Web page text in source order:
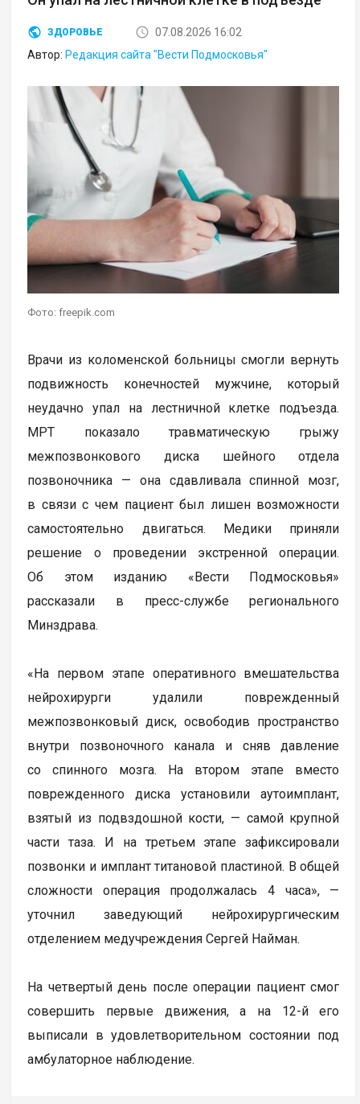
ЗДОРОВЬЕ
07.08.2026 16:02
Автор: Редакция сайта "Вести Подмосковья"
Фото: freepik.com
Врачи из коломенской больницы смогли вернуть
подвижность конечностей мужчине, который
неудачно упал на лестничной клетке подъезда.
МРТ показало травматическую грыжу
межпозвонкового диска шейного отдела
позвоночника — она сдавливала спинной мозг,
в связи с чем пациент был лишен возможности
самостоятельно двигаться. Медики приняли
решение о проведении экстренной операции.
Об этом изданию «Вести Подмосковья»
рассказали в пресс-службе регионального
Минздрава.
«На первом этапе оперативного вмешательства
нейрохирурги удалили поврежденный
межпозвонковый диск, освободив пространство
внутри позвоночного канала и сняв давление
со спинного мозга. На втором этапе вместо
поврежденного диска установили аутоимплант,
взятый из подвздошной кости, — самой крупной
части таза. И на третьем этапе зафиксировали
позвонки и имплант титановой пластиной. В общей
сложности операция продолжалась 4 часа», —
уточнил заведующий нейрохирургическим
отделением медучреждения Сергей Найман.
На четвертый день после операции пациент смог
совершить первые движения, а на 12-й его
выписали в удовлетворительном состоянии под
амбулаторное наблюдение.